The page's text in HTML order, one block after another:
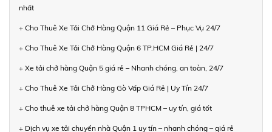
nhất
+ Cho Thuê Xe Tải Chở Hàng Quận 11 Giá Rẻ – Phục Vụ 24/7
+ Cho Thuê Xe Tải Chở Hàng Quận 6 TP.HCM Giá Rẻ | 24/7
+ Xe tải chở hàng Quận 5 giá rẻ – Nhanh chóng, an toàn, 24/7
+ Cho Thuê Xe Tải Chở Hàng Gò Vấp Giá Rẻ | Uy Tín 24/7
+ Cho thuê xe tải chở hàng Quận 8 TPHCM – uy tín, giá tốt
+ Dịch vụ xe tải chuyển nhà Quận 1 uy tín – nhanh chóng – giá rẻ